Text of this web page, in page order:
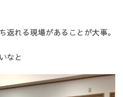
返れる現場があることが大事。
なと